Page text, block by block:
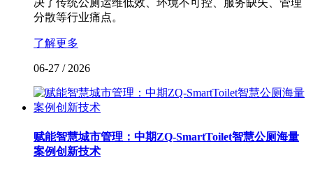
分散等行业痛点。
了解更多
06-27 / 2026
赋能智慧城市管理：中期ZQ-SmartToilet智慧公厕海量
案例创新技术